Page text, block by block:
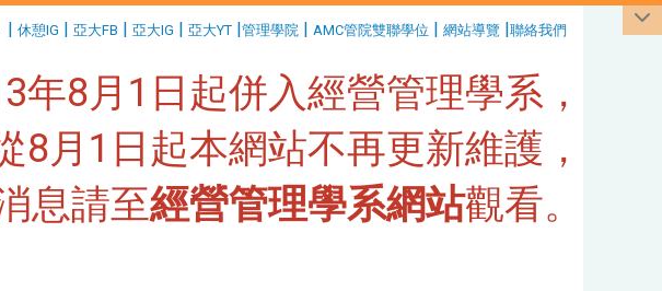
| 休憩IG | 亞大FB | 亞大IG | 亞大YT |管理學院 | AMC管院雙聯學位 | 網站導覽 |聯絡我們
年8月1日起併入經營管理學系，
8月1日起本網站不再更新維護，
息請至經營管理學系網站觀看。